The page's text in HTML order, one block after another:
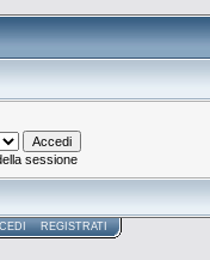
sessione
REGISTRATI